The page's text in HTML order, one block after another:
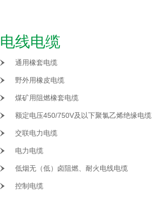
电线电缆
通用橡套电缆
野外用橡皮电缆
煤矿用阻燃橡套电缆
额定电压450/750V及以下聚氯乙烯绝缘电缆
交联电力电缆
电力电缆
低烟无（低）卤阻燃、耐火电线电缆
控制电缆